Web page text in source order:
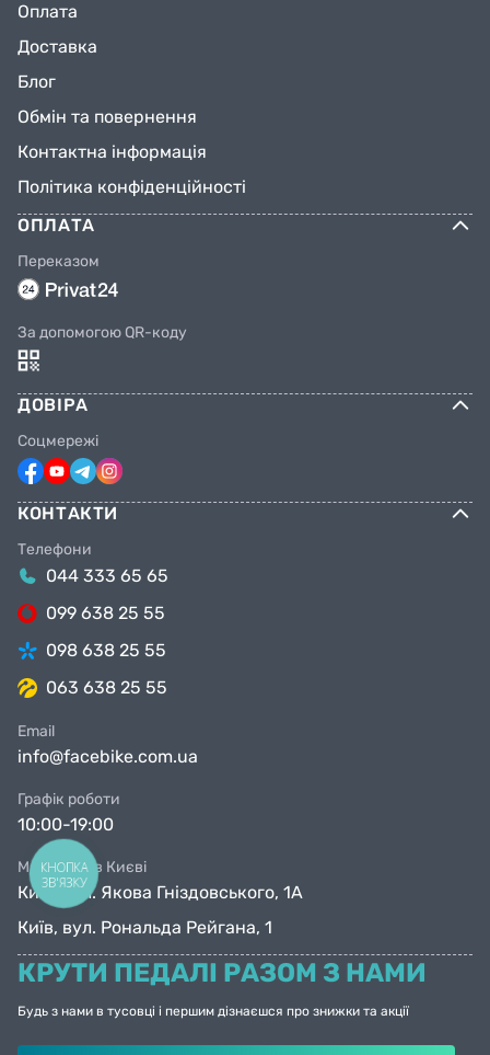
Оплата
Доставка
Блог
Обмін та повернення
Контактна інформація
Політика конфіденційності
ОПЛАТА
Переказом
За допомогою QR-коду
ДОВІРА
Соцмережі
КОНТАКТИ
Телефони
044 333 65 65
099 638 25 55
098 638 25 55
063 638 25 55
Email
info@facebike.com.ua
Графік роботи
10:00-19:00
Магазини в Києві
Київ, вул. Якова Гніздовського, 1А
Київ, вул. Рональда Рейгана, 1
КРУТИ ПЕДАЛІ РАЗОМ З НАМИ
Будь з нами в тусовці і першим дізнаєшся про знижки та акції
КНОПКА
ЗВ'ЯЗКУ